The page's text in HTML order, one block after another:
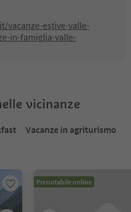
estive-valle-
in-famiglia-valle-
vicinanze
Vacanze in agriturismo
Prenotabile online